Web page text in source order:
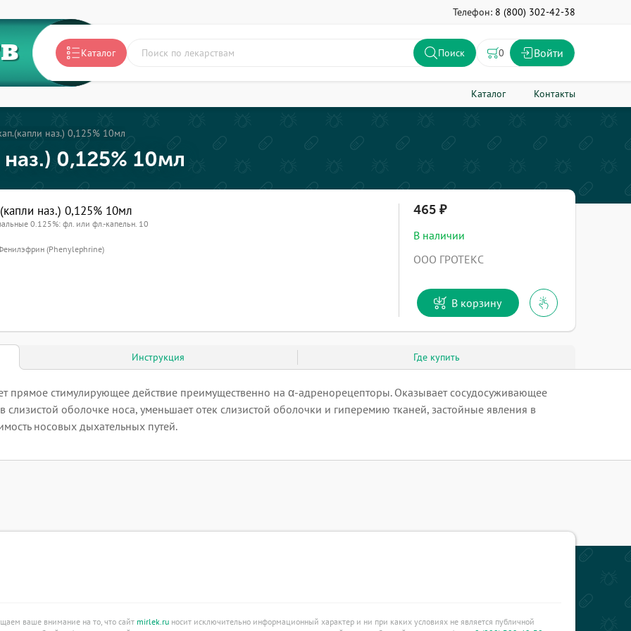
Телефон: 8 (800) 302-42-38
Каталог Поиск 0 Войти
Каталог Контакты
наз.) 0,125% 10мл
0,125% 10мл
наз.) 0,125% 10мл
0.125%: фл. или фл.-капельн. 10
(Phenylephrine)
465
В наличии
ООО ГРОТЕКС
В корзину
Инструкция Где купить
прямое стимулирующее действие преимущественно на α-адренорецепторы. Оказывает сосудосуживающее
слизистой оболочке носа, уменьшает отек слизистой оболочки и гиперемию тканей, застойные явления в
носовых дыхательных путей.
ваше внимание на то, что сайт mirlek.ruносит исключительно информационный характер и ни при каких условиях не является публичной